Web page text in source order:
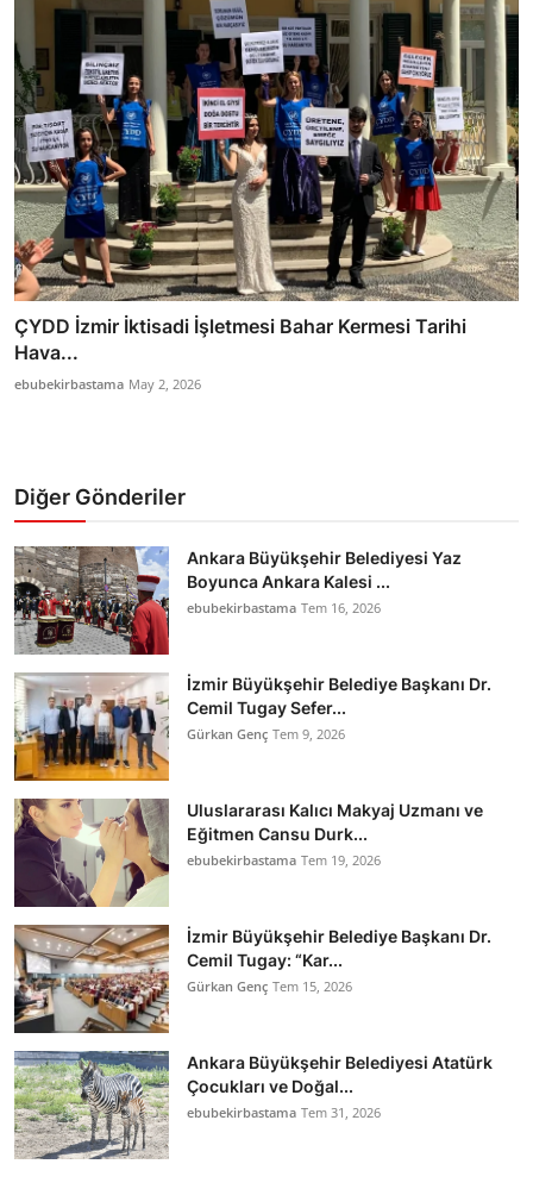
ÇYDD İzmir İktisadi İşletmesi Bahar Kermesi Tarihi
Hava...
ebubekirbastama May 2, 2026
Diğer Gönderiler
Ankara Büyükşehir Belediyesi Yaz
Boyunca Ankara Kalesi ...
ebubekirbastama Tem 16, 2026
İzmir Büyükşehir Belediye Başkanı Dr.
Cemil Tugay Sefer...
Gürkan Genç Tem 9, 2026
Uluslararası Kalıcı Makyaj Uzmanı ve
Eğitmen Cansu Durk...
ebubekirbastama Tem 19, 2026
İzmir Büyükşehir Belediye Başkanı Dr.
Cemil Tugay: “Kar...
Gürkan Genç Tem 15, 2026
Ankara Büyükşehir Belediyesi Atatürk
Çocukları ve Doğal...
ebubekirbastama Tem 31, 2026